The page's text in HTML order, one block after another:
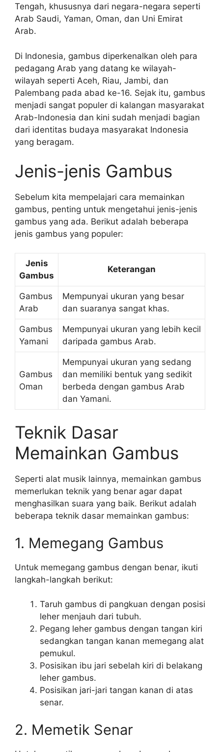
Tengah, khususnya dari negara-negara seperti
Arab Saudi, Yaman, Oman, dan Uni Emirat
Arab.
Di Indonesia, gambus diperkenalkan oleh para
pedagang Arab yang datang ke wilayah-
wilayah seperti Aceh, Riau, Jambi, dan
Palembang pada abad ke-16. Sejak itu, gambus
menjadi sangat populer di kalangan masyarakat
Arab-Indonesia dan kini sudah menjadi bagian
dari identitas budaya masyarakat Indonesia
yang beragam.
Jenis-jenis Gambus
Sebelum kita mempelajari cara memainkan
gambus, penting untuk mengetahui jenis-jenis
gambus yang ada. Berikut adalah beberapa
jenis gambus yang populer:
Jenis
Gambus
Keterangan
Gambus
Arab
Mempunyai ukuran yang besar
dan suaranya sangat khas.
Gambus
Yamani
Mempunyai ukuran yang lebih kecil
daripada gambus Arab.
Gambus
Oman
Mempunyai ukuran yang sedang
dan memiliki bentuk yang sedikit
berbeda dengan gambus Arab
dan Yamani.
Teknik Dasar
Memainkan Gambus
Seperti alat musik lainnya, memainkan gambus
memerlukan teknik yang benar agar dapat
menghasilkan suara yang baik. Berikut adalah
beberapa teknik dasar memainkan gambus:
1. Memegang Gambus
Untuk memegang gambus dengan benar, ikuti
langkah-langkah berikut:
Taruh gambus di pangkuan dengan posisi
leher menjauh dari tubuh.
Pegang leher gambus dengan tangan kiri
sedangkan tangan kanan memegang alat
pemukul.
Posisikan ibu jari sebelah kiri di belakang
leher gambus.
Posisikan jari-jari tangan kanan di atas
senar.
2. Memetik Senar